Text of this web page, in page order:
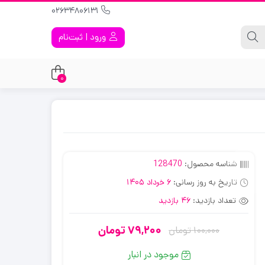
ورود | ثبت‌نام
0
شناسه محصول: 128470
تاریخ به روز رسانی: 6 خرداد 1405
تعداد بازدید: 46 بازدید
100,000تومان
قیمت
اصلی:
79,200تومان
قیمت
فعلی:
موجود در انبار